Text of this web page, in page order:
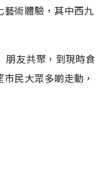
術體驗，其中西九
朋友共聚，到現時食
民大眾多啲走動，